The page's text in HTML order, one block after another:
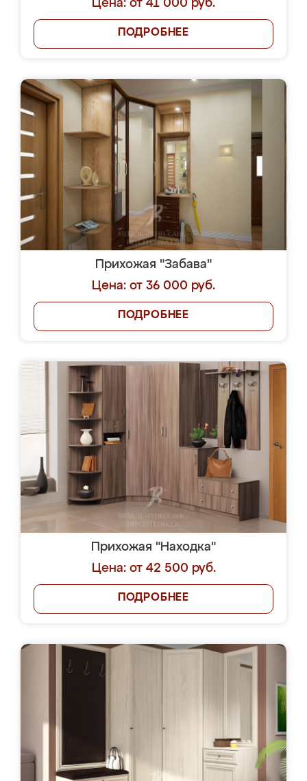
Цена: от 41 000 руб.
ПОДРОБНЕЕ
Прихожая "Забава"
Цена: от 36 000 руб.
ПОДРОБНЕЕ
Прихожая "Находка"
Цена: от 42 500 руб.
ПОДРОБНЕЕ